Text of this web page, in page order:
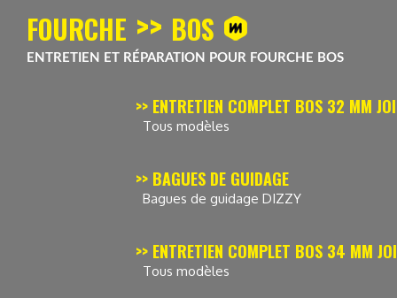
FOURCHE >> BOS
ENTRETIEN ET RÉPARATION POUR FOURCHE BOS
>> ENTRETIEN COMPLET BOS 32 MM
Tous modèles
>> BAGUES DE GUIDAGE
Bagues de guidage DIZZY
>> ENTRETIEN COMPLET BOS 34 MM
Tous modèles